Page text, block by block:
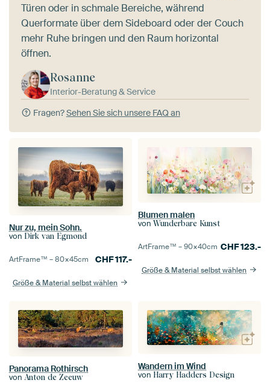
Türen oder in schmale Bereiche, während
Querformate über dem Sideboard oder der Couch
mehr Ruhe bringen und den Raum horizontal
öffnen.
Rosanne
Interior-Beratung & Service
Fragen?Sehen Sie sich unsere FAQ an
Nur zu, mein Sohn.
von Dirk van Egmond
ArtFrame™ –80×45cm CHF117.-
Größe & Material selbst wählen
Blumen malen
von Wunderbare Kunst
ArtFrame™ –90×40cm CHF123.-
Größe & Material selbst wählen
Panorama Rothirsch
von Anton de Zeeuw
Wandern im Wind
von Harry Hadders Design